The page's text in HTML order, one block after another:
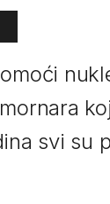
svi su